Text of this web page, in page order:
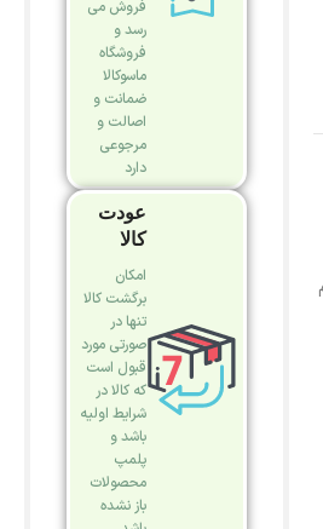
فروش می
رسد و
فروشگاه
ماسوکالا
ضمانت و
اصالت و
مرجوعی
دارد
عودت
کالا
امکان
برگشت کالا
تنها در
صورتی مورد
قبول است
که کالا در
شرایط اولیه
باشد و
پلمپ
محصولات
باز نشده